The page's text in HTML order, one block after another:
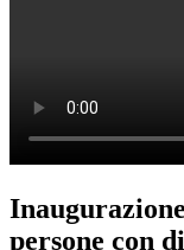
persone con